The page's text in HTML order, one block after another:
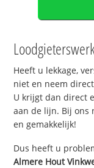
Heeft u lekkage,
niet en neem
U krijgt dan direct
aan de lijn. Bij ons
en gemakkelijk!
Dus heeft u
Almere Hout